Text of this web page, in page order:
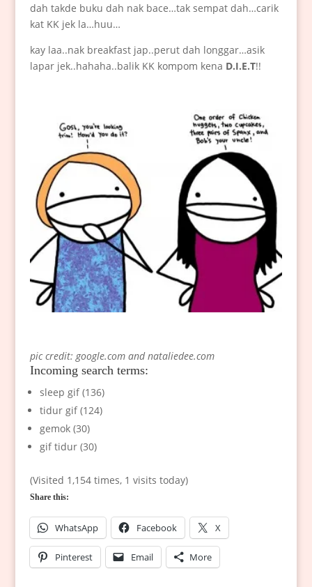
dah takde buku dah nak bace…tak sempat dah…carik
kat KK jek la…huu…
kay laa..nak breakfast jap..perut dah longgar…asik
lapar jek..hahaha..balik KK kompom kena D.I.E.T!!
pic credit: google.com and nataliedee.com
Incoming search terms:
sleep gif (136)
tidur gif (124)
gemok (30)
gif tidur (30)
(Visited 1,154 times, 1 visits today)
Share this:
WhatsApp Facebook X
Pinterest Email More